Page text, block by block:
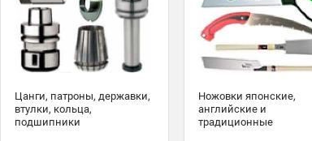
Цанги, патроны, державки,
втулки, кольца,
подшипники
Ножовки японские,
английские и
традиционные